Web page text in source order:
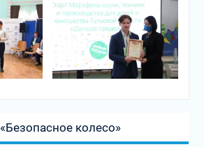
запись:
«Безопасное колесо»